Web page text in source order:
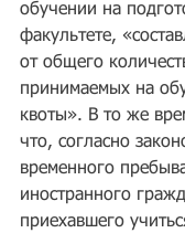
обучении на
факультете,
от общего
принимаемых на
квоты». В то же
что, согласно
временного
иностранного
приехавшего